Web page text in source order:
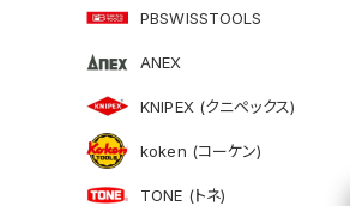
PBSWISSTOOLS
ANEX
KNIPEX (クニペックス)
koken (コーケン)
TONE (トネ)